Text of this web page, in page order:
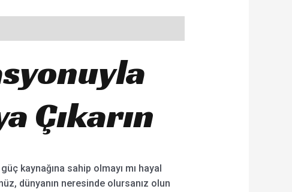
Çıkarın
kaynağına sahip olmayı mı hayal
dünyanın neresinde olursanız olun